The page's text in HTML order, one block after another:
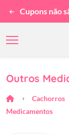
compras
Outros
Cachorros
Medicamentos